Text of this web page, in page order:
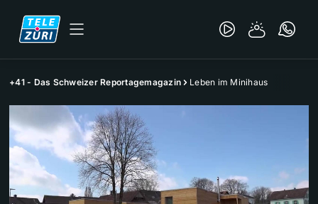
+41 - Das Schweizer Reportagemagazin Leben im Minihaus